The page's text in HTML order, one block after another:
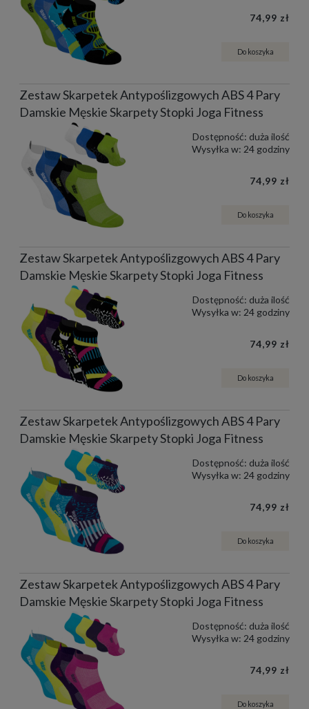
74,99 zł
Do koszyka
Zestaw Skarpetek Antypoślizgowych ABS 4 Pary
Damskie Męskie Skarpety Stopki Joga Fitness
Dostępność: duża ilość
Wysyłka w: 24 godziny
74,99 zł
Do koszyka
Zestaw Skarpetek Antypoślizgowych ABS 4 Pary
Damskie Męskie Skarpety Stopki Joga Fitness
Dostępność: duża ilość
Wysyłka w: 24 godziny
74,99 zł
Do koszyka
Zestaw Skarpetek Antypoślizgowych ABS 4 Pary
Damskie Męskie Skarpety Stopki Joga Fitness
Dostępność: duża ilość
Wysyłka w: 24 godziny
74,99 zł
Do koszyka
Zestaw Skarpetek Antypoślizgowych ABS 4 Pary
Damskie Męskie Skarpety Stopki Joga Fitness
Dostępność: duża ilość
Wysyłka w: 24 godziny
74,99 zł
Do koszyka